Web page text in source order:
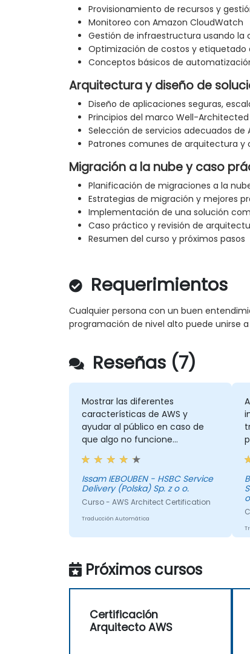
Provisionamiento de recursos y
Monitoreo con Amazon CloudWatch
Gestión de infraestructura usando la
Optimización de costos y etiquetado
Conceptos básicos de
Arquitectura y diseño de
Diseño de aplicaciones seguras,
Principios del marco Well-Architected
Selección de servicios adecuados de
Patrones comunes de arquitectura y
Migración a la nube y caso
Planificación de migraciones a la
Estrategias de migración y mejores
Implementación de una solución
Caso práctico y revisión de
Resumen del curso y próximos pasos
Requerimientos
Cualquier persona con un buen
programación de nivel alto puede unirse
Reseñas (7)
Mostrar las diferentes
características de AWS y
ayudar al público en caso de
que algo no funcione
correctamente.
Issam IEBOUBEN - HSBC Service
Delivery (Polska) Sp. z o o.
Curso - AWS Architect Certification
Traducción Automática
Próximos cursos
Certificación
Arquitecto AWS